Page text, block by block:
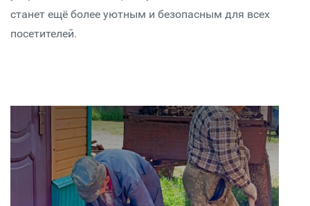
станет ещё более уютным и безопасным для всех
посетителей.